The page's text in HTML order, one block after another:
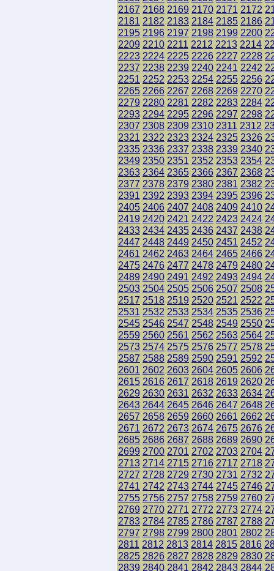
2167 2168 2169 2170 2171 2172
2181 2182 2183 2184 2185 2186
2195 2196 2197 2198 2199 2200
2209 2210 2211 2212 2213 2214
2223 2224 2225 2226 2227 2228
2237 2238 2239 2240 2241 2242
2251 2252 2253 2254 2255 2256
2265 2266 2267 2268 2269 2270
2279 2280 2281 2282 2283 2284
2293 2294 2295 2296 2297 2298
2307 2308 2309 2310 2311 2312
2321 2322 2323 2324 2325 2326
2335 2336 2337 2338 2339 2340
2349 2350 2351 2352 2353 2354
2363 2364 2365 2366 2367 2368
2377 2378 2379 2380 2381 2382
2391 2392 2393 2394 2395 2396
2405 2406 2407 2408 2409 2410
2419 2420 2421 2422 2423 2424
2433 2434 2435 2436 2437 2438
2447 2448 2449 2450 2451 2452
2461 2462 2463 2464 2465 2466
2475 2476 2477 2478 2479 2480
2489 2490 2491 2492 2493 2494
2503 2504 2505 2506 2507 2508
2517 2518 2519 2520 2521 2522
2531 2532 2533 2534 2535 2536
2545 2546 2547 2548 2549 2550
2559 2560 2561 2562 2563 2564
2573 2574 2575 2576 2577 2578
2587 2588 2589 2590 2591 2592
2601 2602 2603 2604 2605 2606
2615 2616 2617 2618 2619 2620
2629 2630 2631 2632 2633 2634
2643 2644 2645 2646 2647 2648
2657 2658 2659 2660 2661 2662
2671 2672 2673 2674 2675 2676
2685 2686 2687 2688 2689 2690
2699 2700 2701 2702 2703 2704
2713 2714 2715 2716 2717 2718
2727 2728 2729 2730 2731 2732
2741 2742 2743 2744 2745 2746
2755 2756 2757 2758 2759 2760
2769 2770 2771 2772 2773 2774
2783 2784 2785 2786 2787 2788
2797 2798 2799 2800 2801 2802
2811 2812 2813 2814 2815 2816
2825 2826 2827 2828 2829 2830
2839 2840 2841 2842 2843 2844